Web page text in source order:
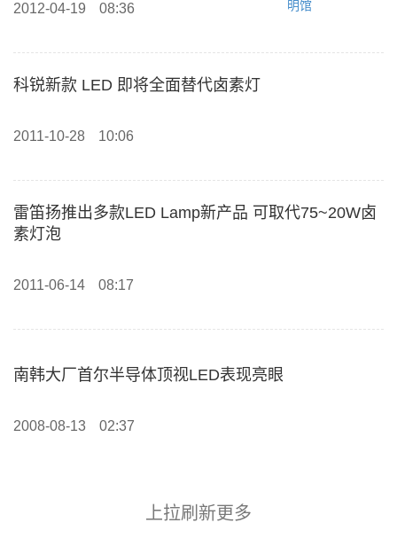
2012-04-19 08:36
科锐新款 LED 即将全面替代卤素灯
2011-10-28 10:06
雷笛扬推出多款LED Lamp新产品 可取代75~20W卤
素灯泡
2011-06-14 08:17
南韩大厂首尔半导体顶视LED表现亮眼
2008-08-13 02:37
上拉刷新更多